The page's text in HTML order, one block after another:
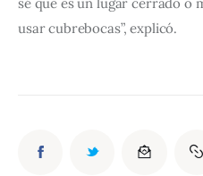
sé que es un lugar cerrado o
usar cubrebocas”, explicó.